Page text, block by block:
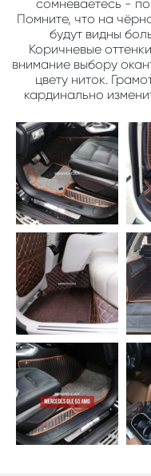
сомневаетесь -
Помните, что на
будут видны
Коричневые
внимание выбору
цвету ниток.
кардинально